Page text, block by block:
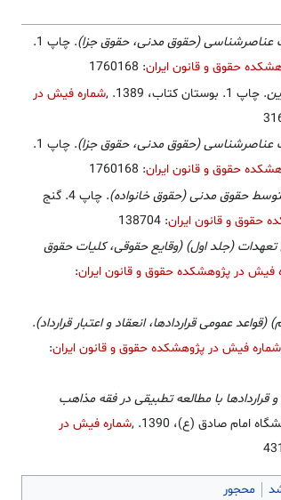
عناصرشناسی (حقوق مدنی، حقوق جزا)
. چاپ 1.
حقوق و قانون ایران: 1760168
. چاپ 1. بوستان کتاب، 1389.
شماره فیش در
عناصرشناسی (حقوق مدنی، حقوق جزا)
. چاپ 1.
حقوق و قانون ایران: 1760168
حقوق مدنی (حقوق خانواده)
. چاپ 4. گنج
حقوق و قانون ایران: 138704
(جلد اول) (وقایع حقوقی، کلیات حقوق
فیش در پژوهشکده حقوق و قانون ایران:
عمومی قراردادها، انعقاد و اعتبار قرارداد).
شماره فیش در پژوهشکده حقوق و قانون ایران:
قراردادها با مطالعه تطبیقی در فقه مذاهب
شماره فیش در
محجور